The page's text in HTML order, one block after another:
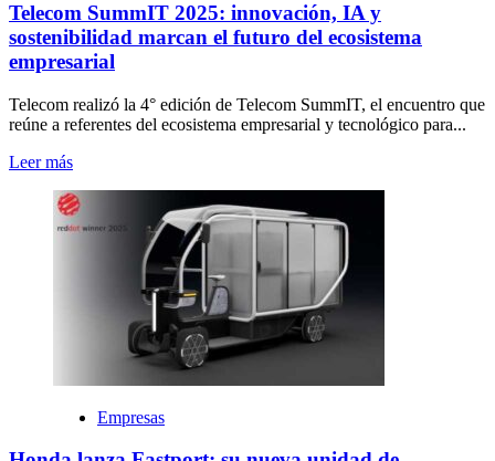
Telecom SummIT 2025: innovación, IA y
sostenibilidad marcan el futuro del ecosistema
empresarial
Telecom realizó la 4° edición de Telecom SummIT, el encuentro que
reúne a referentes del ecosistema empresarial y tecnológico para...
Leer más
Empresas